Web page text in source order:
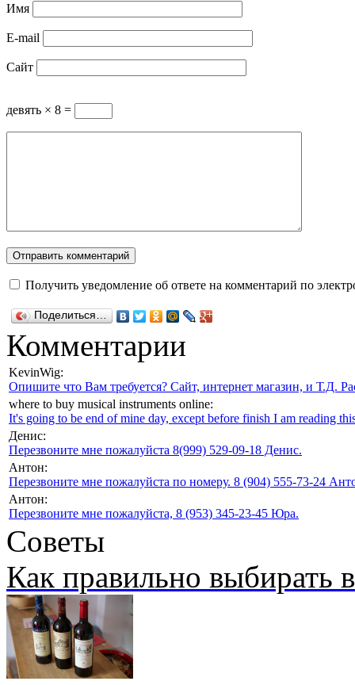
Имя
E-mail
Сайт
девять × 8 =
Получить уведомление об ответе на комментарий по
Поделиться…
Комментарии
KevinWig:
Опишите что Вам требуется? Сайт, интернет магазин, и Т.Д.
where to buy musical instruments online:
It's going to be end of mine day, except before finish I am reading
Денис:
Перезвоните мне пожалуйста 8(999) 529-09-18 Денис.
Антон:
Перезвоните мне пожалуйста по номеру. 8 (904) 555-73-24
Антон:
Перезвоните мне пожалуйста, 8 (953) 345-23-45 Юра.
Советы
Как правильно выбирать